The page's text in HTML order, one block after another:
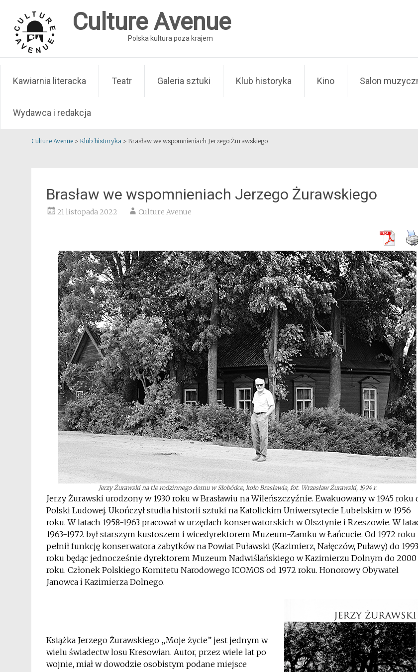
content
Culture Avenue
Polska kultura poza krajem
Kawiarnia literacka Teatr Galeria sztuki Klub historyka Kino Salon
Wydawca i redakcja
Culture Avenue > Klub historyka > Brasław we wspomnieniach Jerzego Żurawskiego
Brasław we wspomnieniach Jerzego Żurawskiego
21 listopada 2022 Culture Avenue
Jerzy Żurawski na tle rodzinnego domu w Słobódce, koło Brasławia, fot. Wrzesław Żurawski, 1994 r.
Jerzy Żurawski urodzony w 1930 roku w Brasławiu na Wileńszczyźnie. Ewakuowany w 1945 roku
Polski Ludowej. Ukończył studia historii sztuki na Katolickim Uniwersytecie Lubelskim w 1956
roku. W latach 1958-1963 pracował w urzędach konserwatorskich w Olsztynie i Rzeszowie. W
1963-1972 był starszym kustoszem i wicedyrektorem Muzeum-Zamku w Łańcucie. Od 1972 roku
pełnił funkcję konserwatora zabytków na Powiat Puławski (Kazimierz, Nałęczów, Puławy) do 1993
roku będąc jednocześnie dyrektorem Muzeum Nadwiślańskiego w Kazimierzu Dolnym do 2000
roku. Członek Polskiego Komitetu Narodowego ICOMOS od 1972 roku. Honorowy Obywatel
Janowca i Kazimierza Dolnego.
Książka Jerzego Żurawskiego „Moje życie” jest jednym w
wielu świadectw losu Kresowian. Autor, przez wiele lat po
wojnie, miał w dowodzie osobistym podane miejsce